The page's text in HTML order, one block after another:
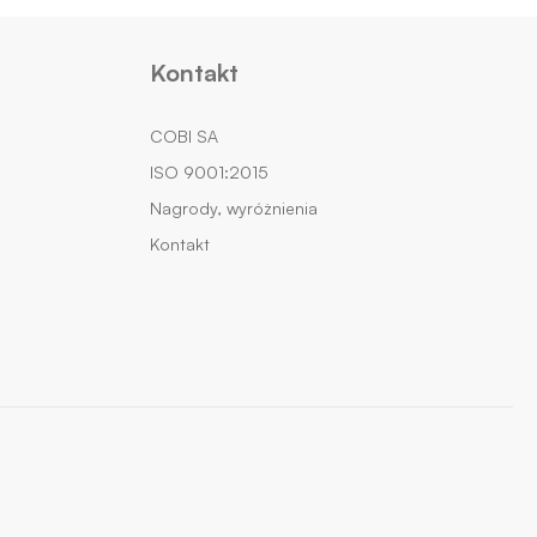
Kontakt
COBI SA
ISO 9001:2015
Nagrody, wyróżnienia
Kontakt